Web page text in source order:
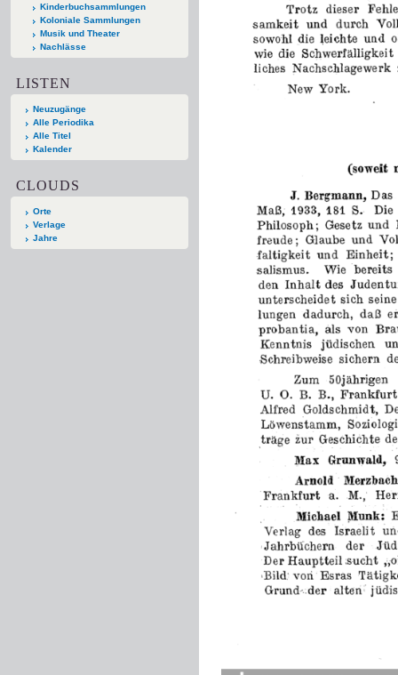
Kinderbuchsammlungen
Koloniale Sammlungen
Musik und Theater
Nachlässe
LISTEN
Neuzugänge
Alle Periodika
Alle Titel
Kalender
CLOUDS
Orte
Verlage
Jahre